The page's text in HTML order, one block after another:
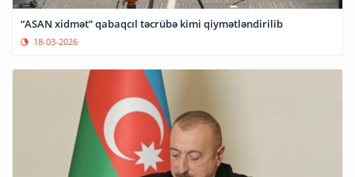
“ASAN xidmət” qabaqcıl təcrübə kimi qiymətləndirilib
18-03-2026